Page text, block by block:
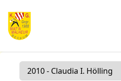
K.G. Wat'n Malheur e.V.